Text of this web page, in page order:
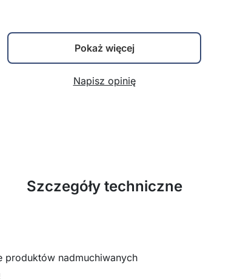
Pokaż więcej
Napisz opinię
Szczegóły techniczne
produktów nadmuchiwanych